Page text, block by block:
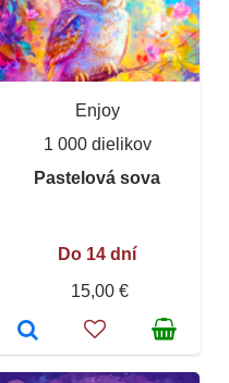
Enjoy
1 000 dielikov
Pastelová sova
Do 14 dní
15,00 €